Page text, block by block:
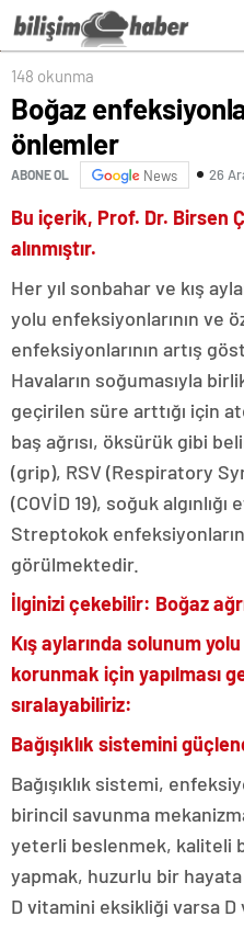
148 okunma
Boğaz
önlemler
ABONE OL News 26
Bu içerik, Prof. Dr. Birsen
alınmıştır.
Her yıl sonbahar ve kış
yolu enfeksiyonlarının ve
enfeksiyonlarının artış
Havaların soğumasıyla
geçirilen süre arttığı için
baş ağrısı, öksürük gibi
(grip), RSV (Respiratory
(COVİD 19), soğuk
Streptokok
görülmektedir.
İlginizi çekebilir: Boğaz
Kış aylarında solunum
korunmak için yapılması
sıralayabiliriz:
Bağışıklık sistemini
Bağışıklık sistemi,
birincil savunma
yeterli beslenmek, kaliteli
yapmak, huzurlu bir
D vitamini eksikliği varsa D